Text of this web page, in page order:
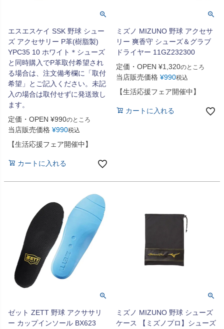
エスエスケイ SSK 野球 シュー
ズ アクセサリー P革(樹脂製)
YPC35 10 ホワイト＊シューズ
と同時購入でP革取付希望され
る場合は、注文備考欄に「取付
希望」とご記入ください。未記
入の場合は取付せずに発送致し
ます。
定価・OPEN ¥990のところ
当店販売価格 ¥990税込
【生活応援フェア開催中】
カートに入れる
ミズノ MIZUNO 野球 アクセサ
リー 爽香守 シューズ＆グラブ
ドライヤー 11GZ232300
定価・OPEN ¥1,320のところ
当店販売価格 ¥990税込
【生活応援フェア開催中】
カートに入れる
ゼット ZETT 野球 アクササリ
ー カップインソール BX623
ミズノ MIZUNO 野球 シューズ
ケース 【ミズノプロ】シューズ